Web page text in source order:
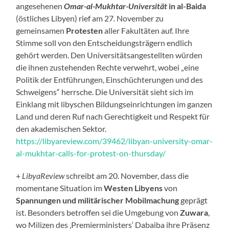
angesehenenOmar-al-Mukhtar-Universität in al-Baida
(östliches Libyen) rief am 27. November zu
gemeinsamen Protestenaller Fakultäten auf. Ihre
Stimme soll von den Entscheidungsträgern endlich
gehört werden. Den Universitätsangestellten würden
die ihnen zustehenden Rechte verwehrt, wobei „eine
Politik der Entführungen, Einschüchterungen und des
Schweigens“ herrsche. Die Universität sieht sich im
Einklang mit libyschen Bildungseinrichtungen im ganzen
Land und deren Ruf nach Gerechtigkeit und Respekt für
den akademischen Sektor.
https://libyareview.com/39462/libyan-university-omar-
al-mukhtar-calls-for-protest-on-thursday/
+ LibyaReviewschreibt am 20. November, dass die
momentane Situation imWesten Libyensvon
Spannungen und militärischer Mobilmachunggeprägt
ist. Besonders betroffen sei die Umgebung vonZuwara
wo Milizen des ‚Premierministers‘ Dabaiba ihre Präsenz